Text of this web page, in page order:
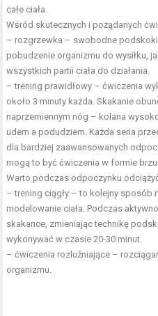
całe ciała.
Wśród skutecznych i pożądanych
– rozgrzewka – swobodne
pobudzenie organizmu do wysiłku,
wszystkich partii ciała do działania.
– trening prawidłowy – ćwiczenia
około 3 minuty każda. Skakanie
naprzemiennym nóg – kolana
udem a podudziem. Każda seria
dla bardziej zaawansowanych
mogą to być ćwiczenia w formie
Warto podczas odpoczynku
– trening ciągły – to kolejny sposób
modelowanie ciała. Podczas
skakance, zmieniając technikę
wykonywać w czasie 20-30 minut.
– ćwiczenia rozluźniające –
organizmu.